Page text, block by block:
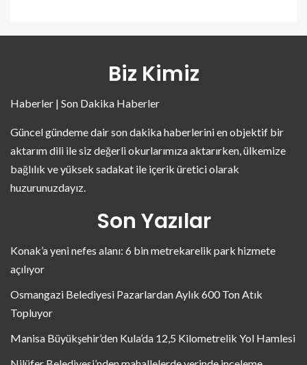
Biz Kimiz
Haberler | Son Dakika Haberler
Güncel gündeme dair son dakika haberlerini en objektif bir
aktarım dili ile siz değerli okurlarımıza aktarırken, ülkemize
bağlılık ve yüksek sadakat ile içerik üretici olarak
huzurunuzdayız.
Son Yazılar
Konak’a yeni nefes alanı: 6 bin metrekarelik park hizmete
açılıyor
Osmangazi Belediyesi Pazarlardan Aylık 600 Ton Atık
Topluyor
Manisa Büyükşehir’den Kula’da 12,5 Kilometrelik Yol Hamlesi